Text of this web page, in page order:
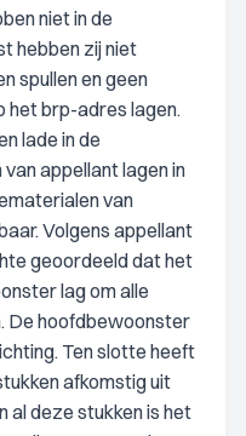
niet in de
hebben zij niet
spullen en geen
het brp-adres lagen.
lade in de
appellant lagen in
van
Volgens appellant
geoordeeld dat het
lag om alle
De hoofdbewoonster
Ten slotte heeft
afkomstig uit
al deze stukken is het